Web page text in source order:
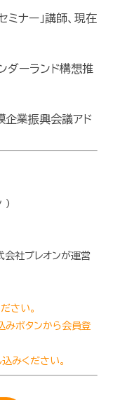
ナー」講師、現在
ーランド構想推
業振興会議アド
)
社プレオンが運営
さい。
みボタンから会員登
みください。